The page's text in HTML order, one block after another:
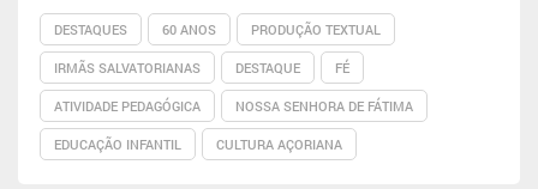
DESTAQUES 60 ANOS PRODUÇÃO TEXTUAL
IRMÃS SALVATORIANAS DESTAQUE FÉ
ATIVIDADE PEDAGÓGICA NOSSA SENHORA DE FÁTIMA
EDUCAÇÃO INFANTIL CULTURA AÇORIANA